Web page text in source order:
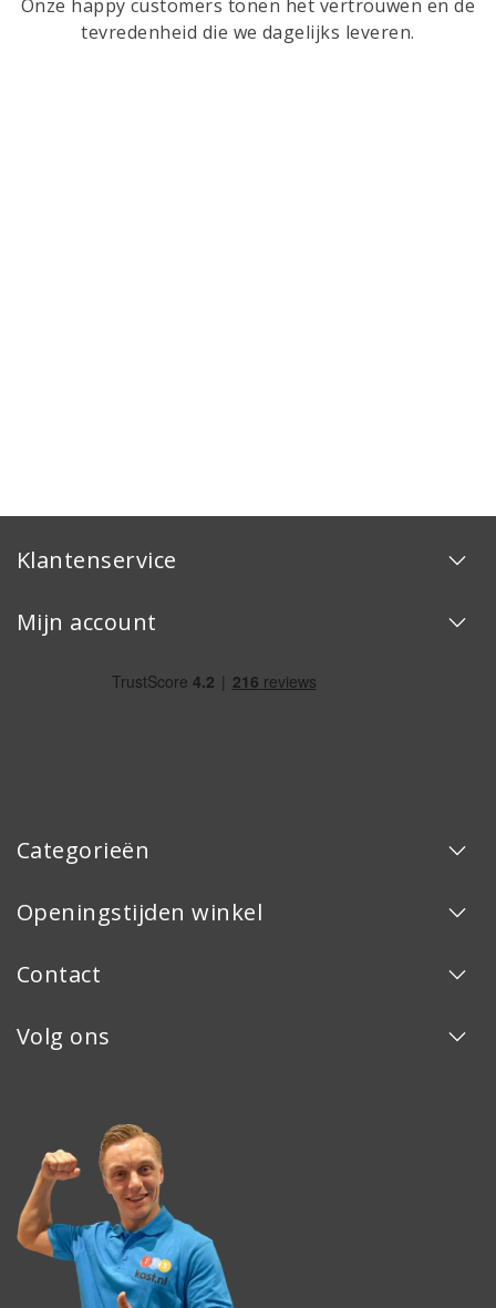
Onze happy customers tonen het vertrouwen en de
tevredenheid die we dagelijks leveren.
Klantenservice
Mijn account
Categorieën
Openingstijden winkel
Contact
Volg ons